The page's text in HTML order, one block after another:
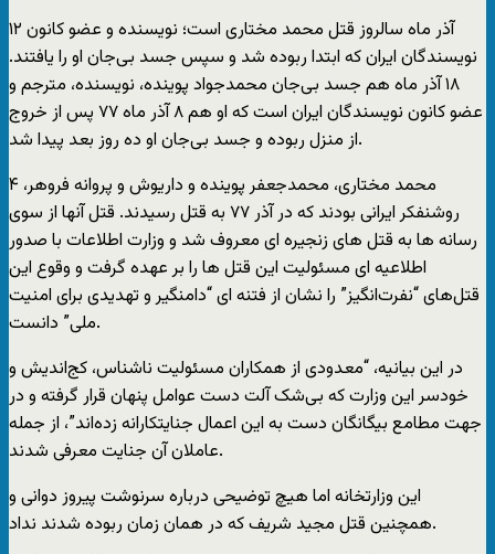
۱۲ آذر ماه سالروز قتل محمد مختاری است؛ نویسنده و عضو کانون
نویسندگان ایران که ابتدا ربوده شد و سپس جسد بی‌جان او را یافتند.
۱۸ آذر ماه هم جسد بی‌جان محمدجواد پوینده، نویسنده، مترجم و
عضو کانون نویسندگان ایران است که او هم ۸ آذر ماه ۷۷ پس از خروج
از منزل ربوده و جسد بی‌جان او ده روز بعد پیدا شد.
محمد مختاری، محمدجعفر پوینده و داریوش و پروانه فروهر، ۴
روشنفکر ایرانی بودند که در آذر ۷۷ به قتل رسیدند. قتل آنها از سوی
رسانه ها به قتل های زنجیره ای معروف شد و وزارت اطلاعات با صدور
اطلاعیه ای مسئولیت این قتل ها را بر عهده گرفت و وقوع این
قتل‌های “نفرت‌انگیز” را نشان از فتنه ای “دامنگیر و تهدیدی برای امنیت
ملی” دانست.
در این بیانیه، “معدودی از همکاران مسئولیت ناشناس، کج‌اندیش و
خودسر این وزارت که بی‌شک آلت دست عوامل پنهان قرار گرفته و در
جهت مطامع بیگانگان دست به این اعمال جنایتکارانه زده‌اند”، از جمله
عاملان آن جنایت معرفی شدند.
این وزارتخانه اما هیچ توضیحی درباره سرنوشت پیروز دوانی و
همچنین قتل مجید شریف که در همان زمان ربوده شدند نداد.